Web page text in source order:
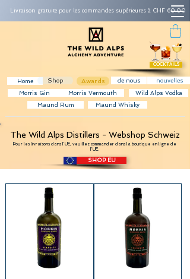
Livraison gratuite pour les commandes supérieures à CHF 60.00
COCKTAILS
Home Shop Awards de nous
nouvelles
Morris Gin
Morris Vermouth
Wild Alps Vodka
Maund Rum
Maund Whisky
The Wild Alps Distillers - Webshop Schweiz
Pour les livraisons dans l'UE, veuillez commander dans la boutique en ligne de
l'UE.
SHOP EU